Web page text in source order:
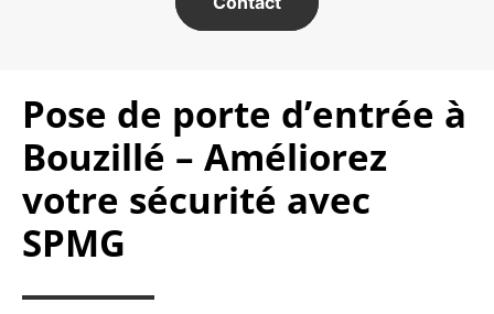
Pose de porte d’entrée à
Bouzillé – Améliorez
votre sécurité avec
SPMG